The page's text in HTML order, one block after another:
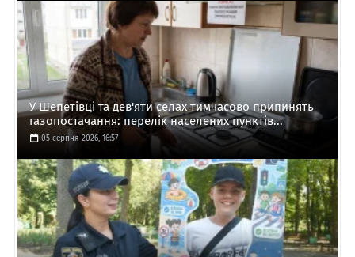
У Шепетівці та дев'яти селах тимчасово припинять
газопостачання: перелік населених пунктів...
05 серпня 2026, 16:57